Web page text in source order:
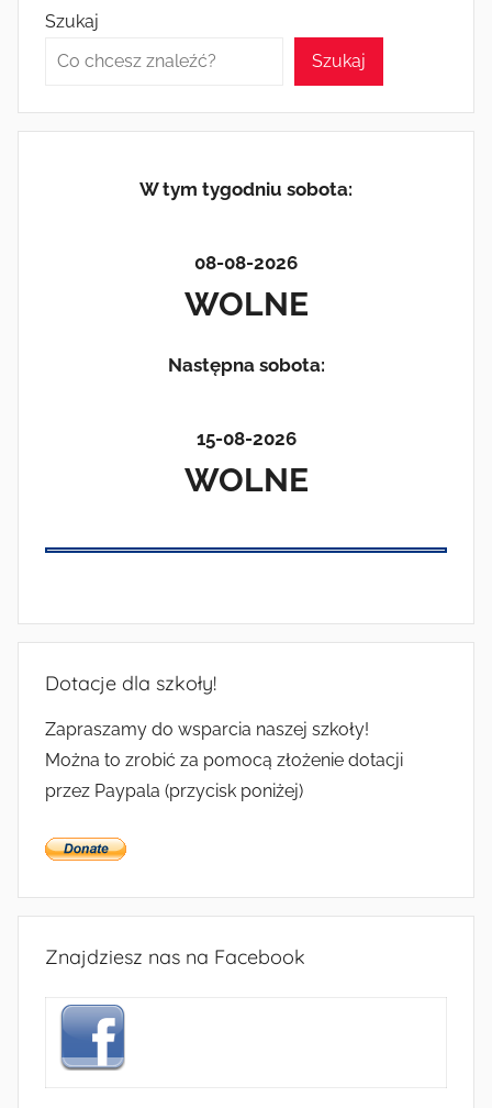
b
o
o
k
n
Szukaj
Szukaj
W tym tygodniu sobota:
08-08-2026
WOLNE
Następna sobota:
15-08-2026
WOLNE
Dotacje dla szkoły!
Zapraszamy do wsparcia naszej szkoły!
Można to zrobić za pomocą złożenie dotacji
przez Paypala (przycisk poniżej)
Znajdziesz nas na Facebook